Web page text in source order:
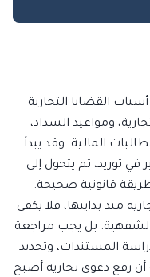
القضايا التجارية
ومواعيد السداد،
المالية. وقد يبدأ
في توريد، ثم يتحول إلى
قانونية صحيحة.
منذ بدايتها، فلا يكفي
الشفهية. بل يجب مراجعة
المستندات، وتحديد
أن رفع دعوى تجارية أصبح